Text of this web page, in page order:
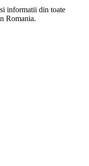
informatii din toate
Romania.